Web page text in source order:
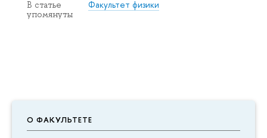
О ФАКУЛЬТЕТЕ
В статье
упомянуты
Факультет физики